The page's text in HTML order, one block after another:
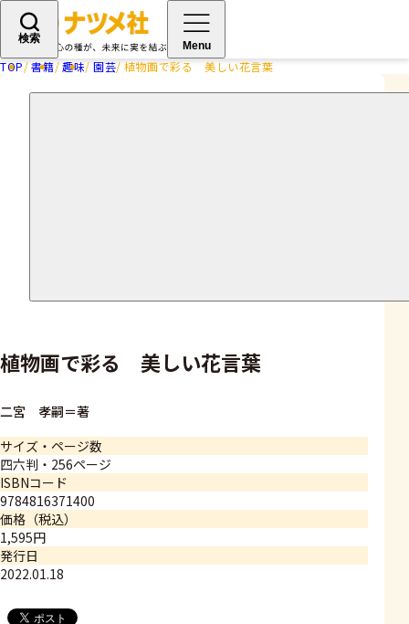
検索
Menu
TOP 書籍 趣味 園芸 植物画で彩る 美しい花言葉
植物画で彩る 美しい花言葉
二宮 孝嗣＝著
サイズ・ページ数
四六判・256ページ
ISBNコード
9784816371400
価格（税込）
1,595円
発行日
2022.01.18